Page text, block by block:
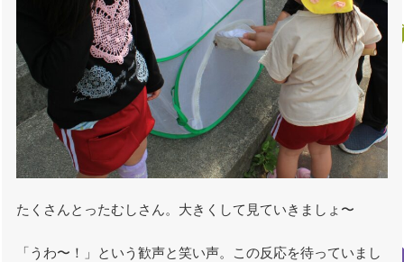
たくさんとったむしさん。大きくして見ていきましょ〜
「うわ〜！」という歓声と笑い声。この反応を待っていまし